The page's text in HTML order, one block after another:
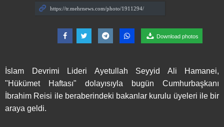
Download photos
İslam Devrimi Lideri Ayetullah Seyyid Ali Hamanei,
"Hükümet Haftası" dolayısıyla bugün Cumhurbaşkanı
İbrahim Reisi ile beraberindeki bakanlar kurulu üyeleri ile bir
araya geldi.